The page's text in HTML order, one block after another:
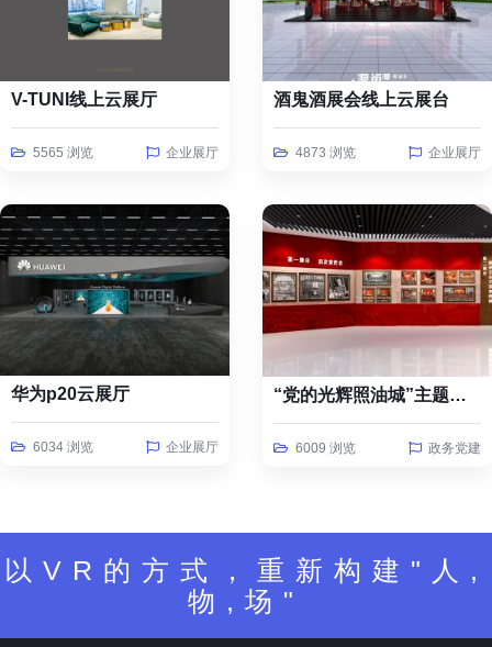
V-TUNI线上云展厅
5565 浏览 企业展厅
酒鬼酒展会线上云展台
4873 浏览 企业展厅
华为p20云展厅
6034 浏览 企业展厅
“党的光辉照油城”主题线上云展览
6009 浏览 政务党建
以VR的方式，重新构建"人,
物,场"